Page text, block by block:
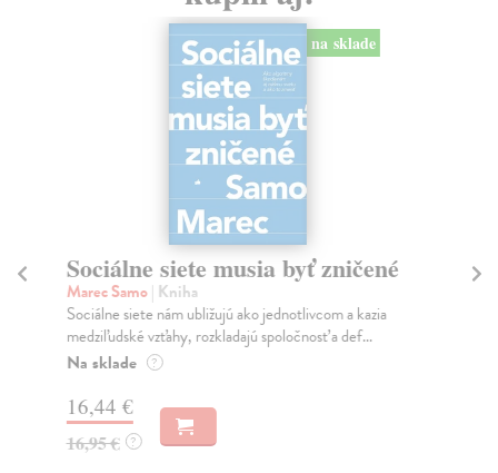
na sklade
Sociálne siete musia byť zničené
Marec Samo| Kniha
Sociálne siete nám ubližujú ako jednotlivcom a kazia
medziľudské vzťahy, rozkladajú spoločnosť a def...
Na sklade ?
16,44 €
16,95 € ?